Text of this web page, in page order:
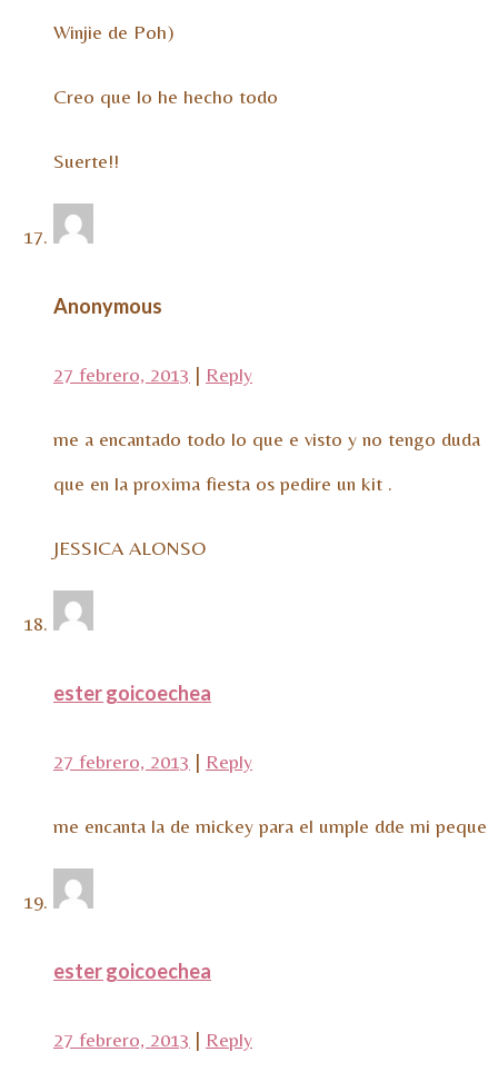
Winjie de Poh)
Creo que lo he hecho todo
Suerte!!
Anonymous
27 febrero, 2013 | Reply
me a encantado todo lo que e visto y no tengo duda
que en la proxima fiesta os pedire un kit .
JESSICA ALONSO
ester goicoechea
27 febrero, 2013 | Reply
me encanta la de mickey para el umple dde mi peque
ester goicoechea
27 febrero, 2013 | Reply